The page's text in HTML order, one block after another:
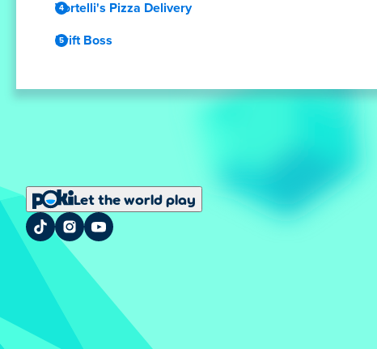
Vortelli's Pizza Delivery
Drift Boss
Let the world play